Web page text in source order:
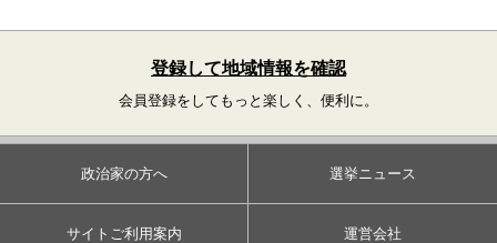
登録して地域情報を確認
会員登録をしてもっと楽しく、便利に。
政治家の方へ 選挙ニュース
サイトご利用案内 運営会社